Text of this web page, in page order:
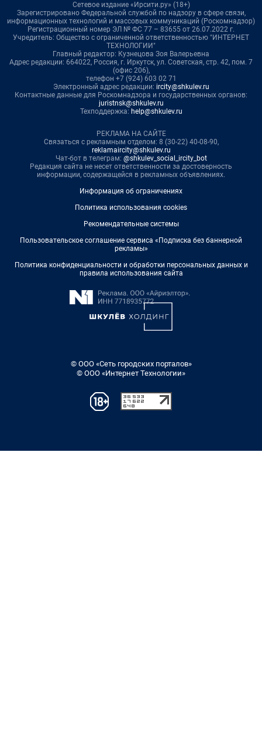
Сетевое издание «Ирсити.ру» (18+)
Зарегистрировано Федеральной службой по надзору в сфере связи,
информационных технологий и массовых коммуникаций (Роскомнадзор)
Регистрационный номер ЭЛ № ФС 77 – 83655 от 26.07.2022 г.
Учредитель: Общество с ограниченной ответственностью "ИНТЕРНЕТ
ТЕХНОЛОГИИ"
Главный редактор: Кузнецова Зоя Валерьевна
Адрес редакции: 664022, Россия, г. Иркутск, ул. Советская, стр. 42, пом. 7
(офис 206),
телефон +7 (924) 603 02 71
Электронный адрес редакции: ircity@shkulev.ru
Контактные данные для Роскомнадзора и государственных органов:
juristnsk@shkulev.ru
Техподдержка: help@shkulev.ru
РЕКЛАМА НА САЙТЕ
Связаться с рекламным отделом: 8 (30-22) 40-08-90,
reklamaircity@shkulev.ru
Чат-бот в телеграм: @shkulev_social_ircity_bot
Редакция сайта не несет ответственности за достоверность
информации, содержащейся в рекламных объявлениях.
Информация об ограничениях
Политика использования cookies
Рекомендательные системы
Пользовательское соглашение сервиса «Подписка без баннерной
рекламы»
Политика конфиденциальности и обработки персональных данных и
правила использования сайта
© ООО «Сеть городских порталов»
© ООО «Интернет Технологии»